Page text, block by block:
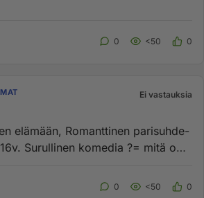
0 <50 0
Ei vastauksia
elämään, Romanttinen parisuhde-
mitä oot
0 <50 0